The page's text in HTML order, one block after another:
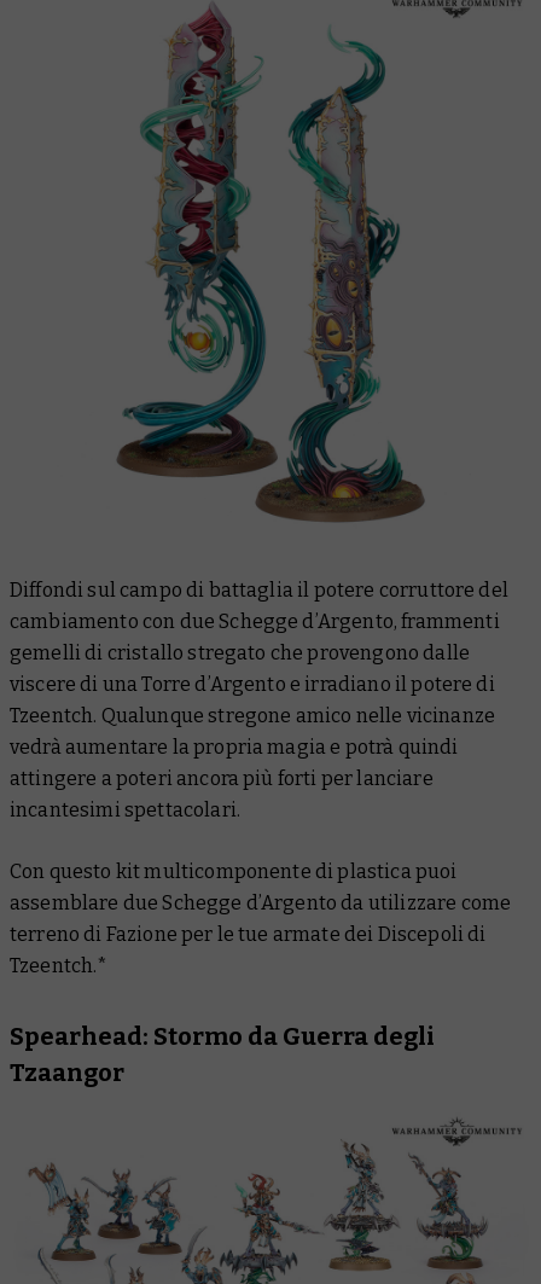
Diffondi sul campo di battaglia il potere corruttore del
cambiamento con due Schegge d’Argento, frammenti
gemelli di cristallo stregato che provengono dalle
viscere di una Torre d’Argento e irradiano il potere di
Tzeentch. Qualunque stregone amico nelle vicinanze
vedrà aumentare la propria magia e potrà quindi
attingere a poteri ancora più forti per lanciare
incantesimi spettacolari.
Con questo kit multicomponente di plastica puoi
assemblare due Schegge d’Argento da utilizzare come
terreno di Fazione per le tue armate dei Discepoli di
Tzeentch.*
Spearhead: Stormo da Guerra degli
Tzaangor